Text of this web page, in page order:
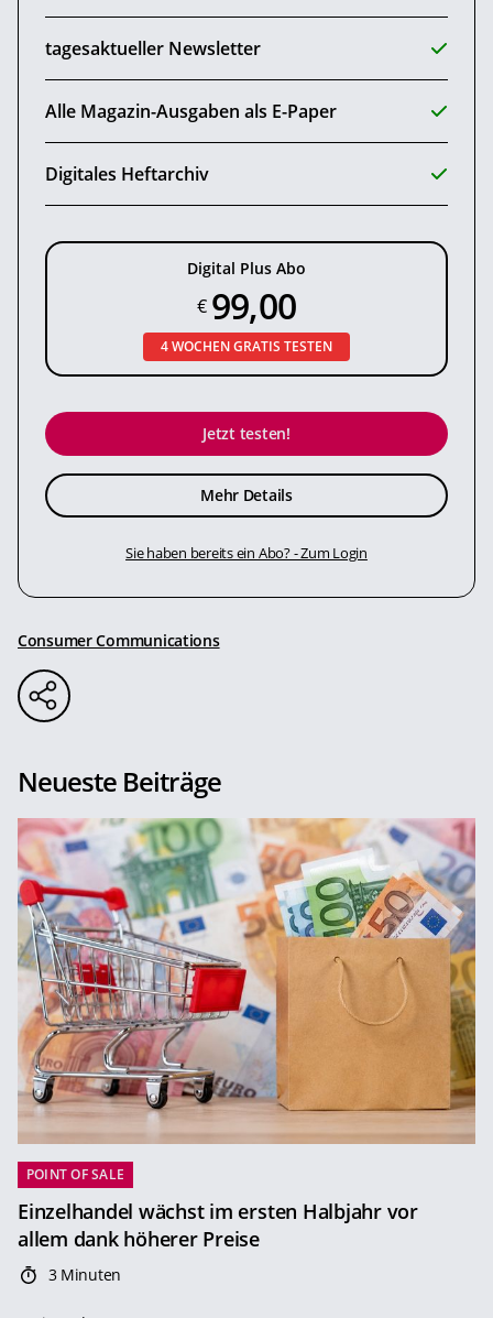
tagesaktueller Newsletter
Alle Magazin-Ausgaben als E-Paper
Digitales Heftarchiv
Digital Plus Abo
€ 99,00
4 WOCHEN GRATIS TESTEN
Jetzt testen!
Mehr Details
Sie haben bereits ein Abo? - Zum Login
Consumer Communications
Neueste Beiträge
POINT OF SALE
Einzelhandel wächst im ersten Halbjahr vor
allem dank höherer Preise
3 Minuten